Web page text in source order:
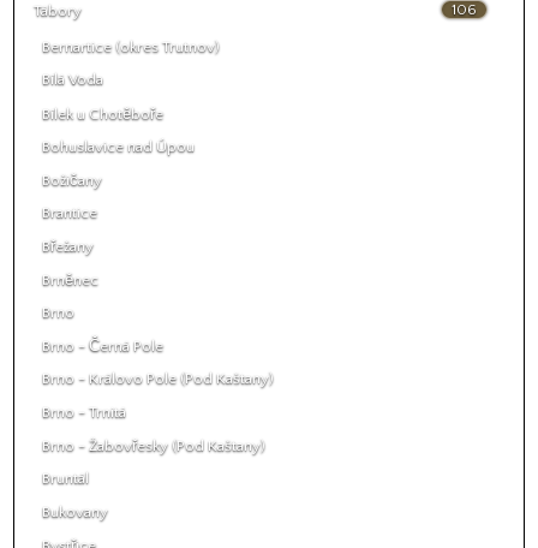
106
Tábory
Bernartice (okres Trutnov)
Bílá Voda
Bílek u Chotěboře
Bohuslavice nad Úpou
Božičany
Brantice
Břežany
Brněnec
Brno
Brno - Černá Pole
Brno - Královo Pole (Pod Kaštany)
Brno - Trnitá
Brno - Žabovřesky (Pod Kaštany)
Bruntál
Bukovany